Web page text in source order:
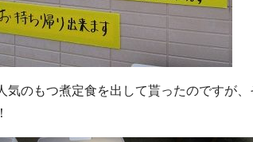
気のもつ煮定食を出して貰ったのですが